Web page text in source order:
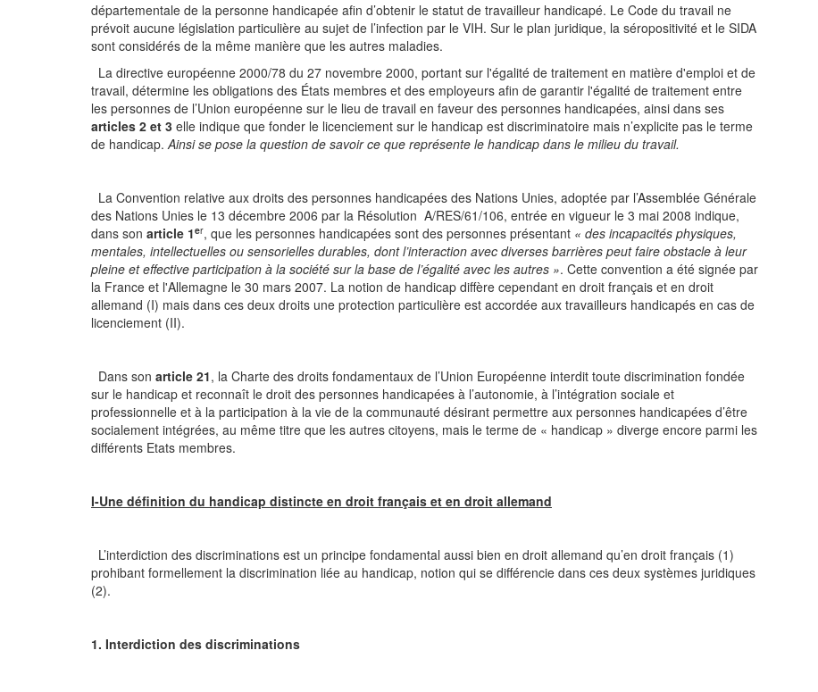
départementale de la personne handicapée afin d’obtenir le statut de travailleur handicapé. Le Code du travail ne
prévoit aucune législation particulière au sujet de l’infection par le VIH. Sur le plan juridique, la séropositivité et le SIDA
sont considérés de la même manière que les autres maladies.
La directive européenne 2000/78 du 27 novembre 2000, portant sur l'égalité de traitement en matière d'emploi et de
travail, détermine les obligations des États membres et des employeurs afin de garantir l'égalité de traitement entre
les personnes de l’Union européenne sur le lieu de travail en faveur des personnes handicapées, ainsi dans ses
articles 2 et 3 elle indique que fonder le licenciement sur le handicap est discriminatoire mais n’explicite pas le terme
de handicap.Ainsi se pose la question de savoir ce que représente le handicap dans le milieu du travail.
La Convention relative aux droits des personnes handicapées des Nations Unies, adoptée par l’Assemblée Générale
des Nations Unies le 13 décembre 2006 par la Résolution A/RES/61/106, entrée en vigueur le 3 mai 2008 indique,
dans son article 1er, que les personnes handicapées sont des personnes présentant « des incapacités physiques,
mentales, intellectuelles ou sensorielles durables, dont l’interaction avec diverses barrières peut faire obstacle à leur
pleine et effective participation à la société sur la base de l’égalité avec les autres ». Cette convention a été signée par
la France et l'Allemagne le 30 mars 2007. La notion de handicap diffère cependant en droit français et en droit
allemand (I) mais dans ces deux droits une protection particulière est accordée aux travailleurs handicapés en cas de
licenciement (II).
Dans son article 21, la Charte des droits fondamentaux de l’Union Européenne interdit toute discrimination fondée
sur le handicap et reconnaît le droit des personnes handicapées à l’autonomie, à l’intégration sociale et
professionnelle et à la participation à la vie de la communauté désirant permettre aux personnes handicapées d’être
socialement intégrées, au même titre que les autres citoyens, mais le terme de « handicap » diverge encore parmi les
différents Etats membres.
I-Une définition du handicap distincte en droit français et en droit allemand
L’interdiction des discriminations est un principe fondamental aussi bien en droit allemand qu’en droit français (1)
prohibant formellement la discrimination liée au handicap, notion qui se différencie dans ces deux systèmes juridiques
(2).
1. Interdiction des discriminations